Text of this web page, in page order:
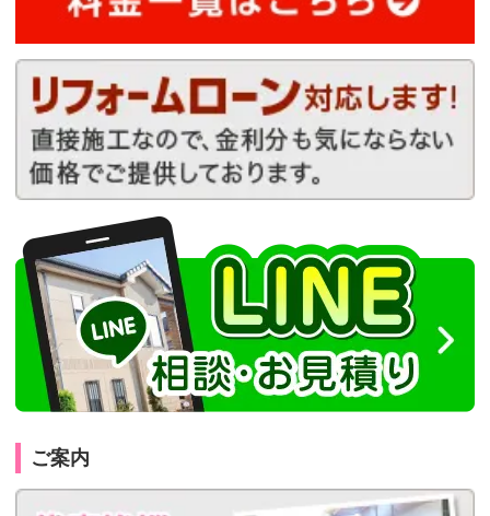
ご案内